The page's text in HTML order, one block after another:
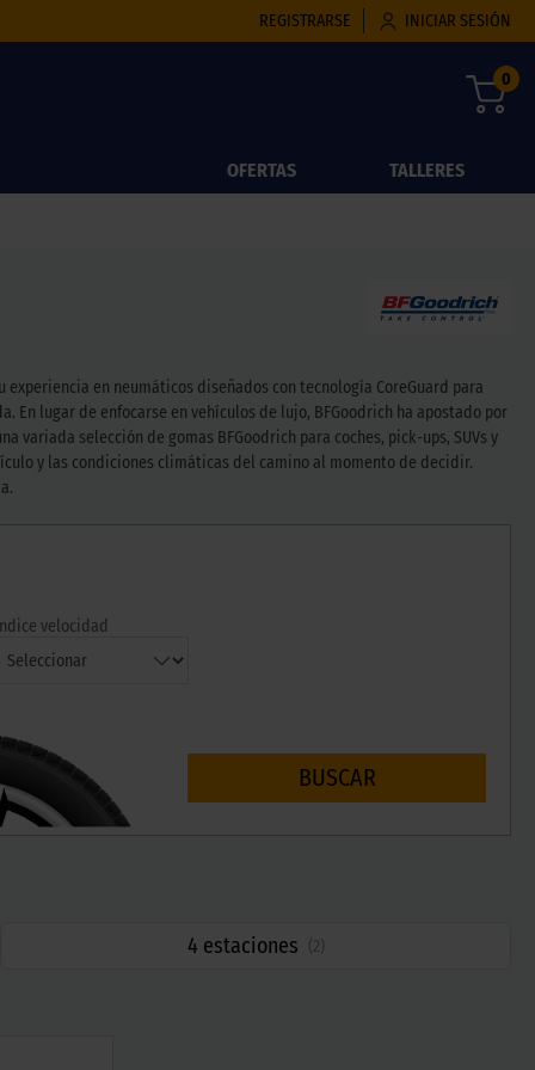
REGISTRARSE INICIAR SESIÓN
0
OFERTAS TALLERES
en neumáticos diseñados con tecnología CoreGuard para
lugar de enfocarse en vehículos de lujo, BFGoodrich ha apostado por
variada selección de gomas BFGoodrich para coches, pick-ups, SUVs y
y las condiciones climáticas del camino al momento de decidir.
velocidad
BUSCAR
4 estaciones 2)